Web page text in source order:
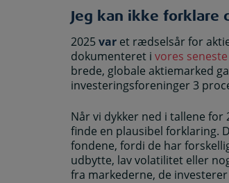
Jeg kan ikke forklare
2025var et rædselsår for
dokumenteret i vores
brede, globale aktiemarked
investeringsforeninger 3
Når vi dykker ned i tallene
finde en plausibel forklaring.
fondene, fordi de har
udbytte, lav volatilitet eller
fra markederne, de investerer